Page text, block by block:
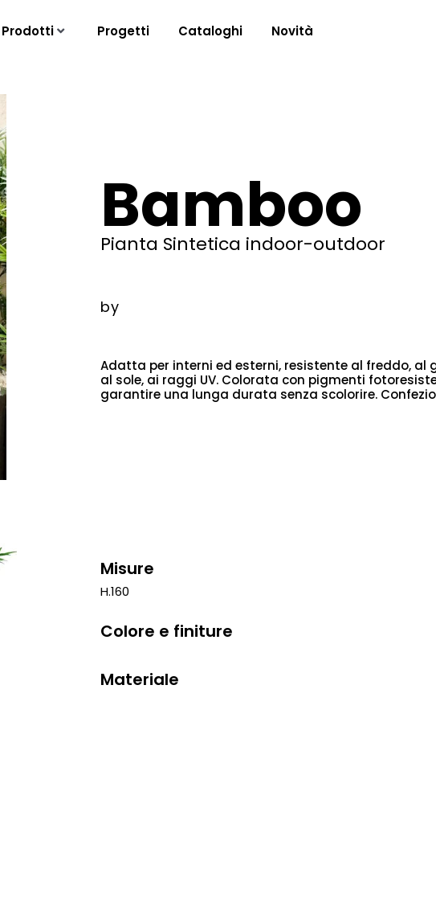
Prodotti Progetti Cataloghi Novità
Bamboo
Pianta Sintetica indoor-outdoor
by
Adatta per interni ed esterni, resistente al freddo, al
al sole, ai raggi UV. Colorata con pigmenti
garantire una lunga durata senza scolorire.
Misure
H.160
Colore e finiture
Materiale